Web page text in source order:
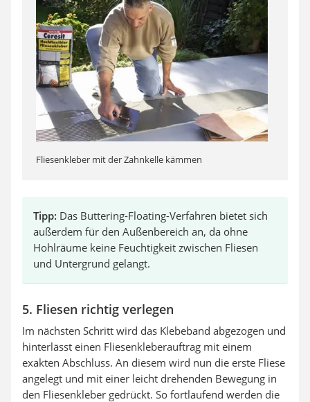
Fliesenkleber mit der Zahnkelle kämmen
Tipp: Das Buttering-Floating-Verfahren bietet sich
außerdem für den Außenbereich an, da ohne
Hohlräume keine Feuchtigkeit zwischen Fliesen
und Untergrund gelangt.
5. Fliesen richtig verlegen
Im nächsten Schritt wird das Klebeband abgezogen und
hinterlässt einen Fliesenkleberauftrag mit einem
exakten Abschluss. An diesem wird nun die erste Fliese
angelegt und mit einer leicht drehenden Bewegung in
den Fliesenkleber gedrückt. So fortlaufend werden die